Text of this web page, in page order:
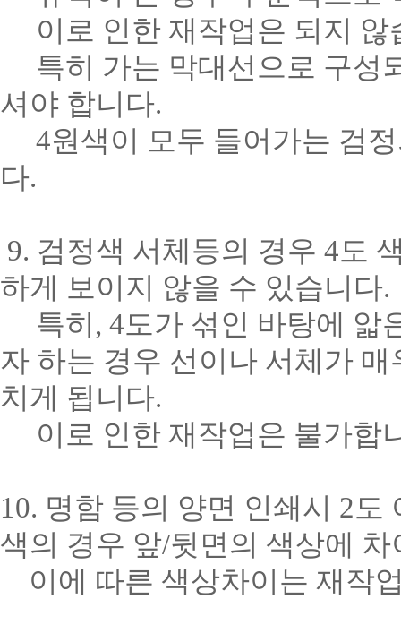
이로 인한 재작업은 되지 않
특히 가는 막대선으로 구성
셔야 합니다.
4원색이 모두 들어가는 검정
다.
9. 검정색 서체등의 경우 4도
하게 보이지 않을 수 있습니다.
특히, 4도가 섞인 바탕에 앏
자 하는 경우 선이나 서체가
치게 됩니다.
이로 인한 재작업은 불가합
10. 명함 등의 양면 인쇄시 2
색의 경우 앞/뒷면의 색상에
이에 따른 색상차이는 재작